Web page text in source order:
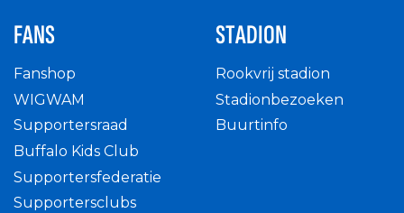
FANS
Fanshop
WIGWAM
Supportersraad
Buffalo Kids Club
Supportersfederatie
Supportersclubs
STADION
Rookvrij stadion
Stadionbezoeken
Buurtinfo